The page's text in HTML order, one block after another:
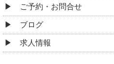
ご予約・お問合せ
ブログ
求人情報